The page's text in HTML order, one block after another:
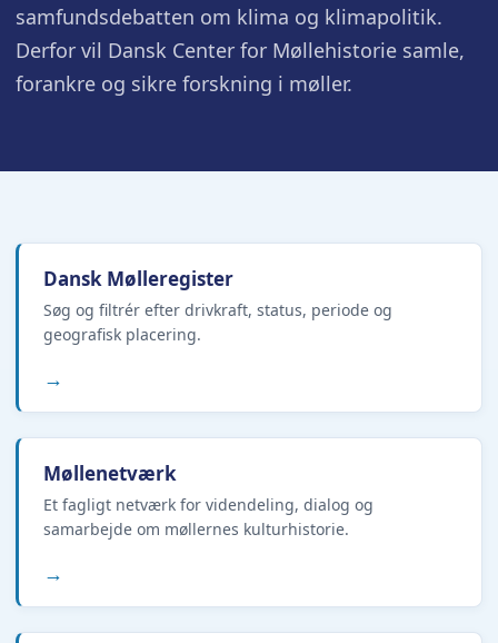
samfundsdebatten om klima og klimapolitik.
Derfor vil Dansk Center for Møllehistorie samle,
forankre og sikre forskning i møller.
Dansk Mølleregister
Søg og filtrér efter drivkraft, status, periode og
geografisk placering.
→
Møllenetværk
Et fagligt netværk for videndeling, dialog og
samarbejde om møllernes kulturhistorie.
→